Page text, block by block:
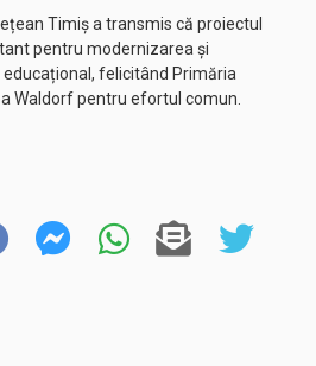
Timiș a transmis că proiectul
pentru modernizarea și
felicitând Primăria
Waldorf pentru efortul comun.